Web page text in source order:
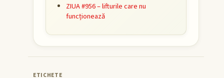
ZIUA #956 – lifturile care nu
funcționează